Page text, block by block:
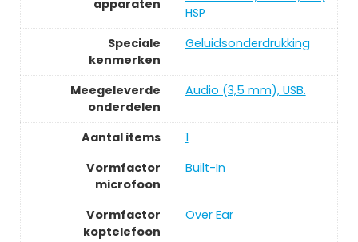
apparaten
HSP
Speciale
kenmerken
Geluidsonderdrukking
Meegeleverde
onderdelen
Audio (3,5 mm), USB.
Aantal items
1
Vormfactor
microfoon
Built-In
Vormfactor
koptelefoon
Over Ear